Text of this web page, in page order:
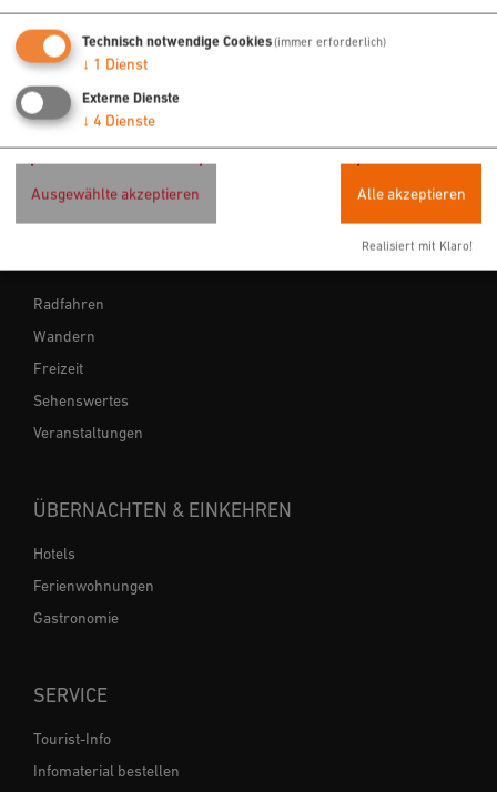
Radfahren
Wandern
Freizeit
Sehenswertes
Veranstaltungen
ÜBERNACHTEN & EINKEHREN
Hotels
Ferienwohnungen
Gastronomie
SERVICE
Tourist-Info
Infomaterial bestellen
Technisch notwendige Cookies(immer erforderlich)
↓ 1 Dienst
Externe Dienste
↓ 4 Dienste
Ausgewählte akzeptieren Alle akzeptieren
Realisiert mit Klaro!